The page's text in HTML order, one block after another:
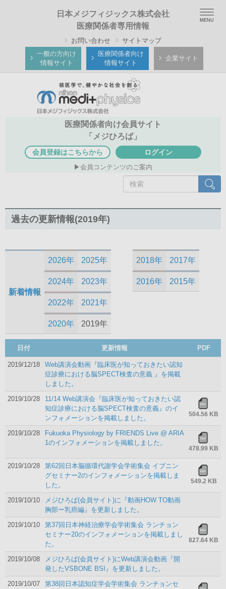
日本メジフィジックス株式会社
医療関係者専用情報
お問い合わせ
サイトマップ
一般の方向け
情報サイト
医療関係者向け
情報サイト
企業サイト
医療関係者向け会員サイト
「メジひろば」
会員登録はこちらから ログイン
会員コンテンツのご案内
索
検索
過去の更新情報(2019年)
新着情報
2026年 2025年
2024年 2023年
2022年 2021年
2020年 2019年
2018年 2017年
2016年 2015年
日付 更新情報 PDF
2019/12/18
Web講演会動画『臨床医が知っておきたい認知
症診療における脳SPECT検査の意義 』を掲載
しました。
2019/10/28
11/14 Web講演会『臨床医が知っておきたい認
知症診療における脳SPECT検査の意義』のイ
ンフォメーションを掲載しました。
504.56 KB
2019/10/28
Fukuoka Physiology by FRIENDS Live @ ARIA
1のインフォメーションを掲載しました。
478.99 KB
2019/10/28
第62回日本脳循環代謝学会学術集会 イブニン
グセミナー2のインフォメーションを掲載しま
した。
549.2 KB
2019/10/10
メジひろば(会員サイト)に『動画HOW TO動画
胸部ー乳癌編』を更新しました。
2019/10/10
第37回日本神経治療学会学術集会 ランチョン
セミナー20のインフォメーションを掲載しまし
た。
827.64 KB
2019/10/08
メジひろば(会員サイト)にWeb講演会動画『開
発したVSBONE BSI』を更新しました。
2019/10/07
第38回日本認知症学会学術集会 ランチョンセ